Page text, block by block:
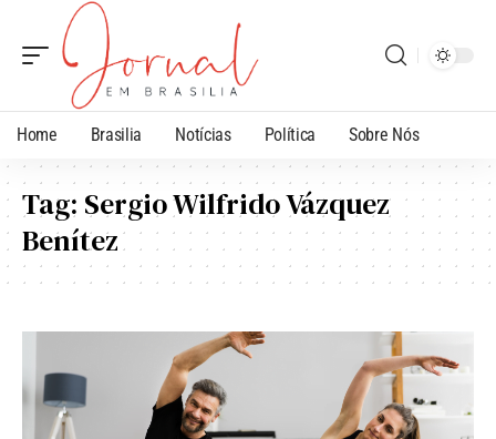
Home Brasilia Notícias Política Sobre Nós
Tag: Sergio Wilfrido Vázquez
Benítez